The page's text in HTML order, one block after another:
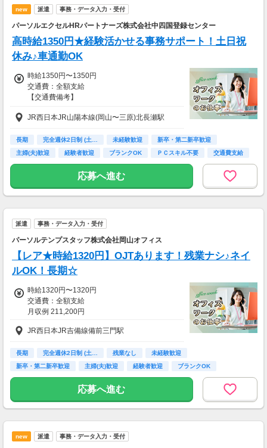
●担当が、間に入って交渉・調整等をしてくれ
る！
●勤務先の方とあなたの意見が合意しました
ら、社員として勤務可能！
備前市
new 派遣 事務・データ入力・受付
パーソルエクセルHRパートナーズ株式会社中四国登録センター
高時給1350円★経験活かせる事務サポート！土日祝
休み♪車通勤OK
時給1350円〜1350円
交通費：全額支給
【交通費備考】
※当社規定あり
給料UPしました！ kkw_bcov2106
JR西日本JR山陽本線(岡山〜三原)北長瀬駅
長期 完全週休2日制 (土… 未経験歓迎
新卒・第二新卒歓迎
主婦(夫)歓迎
経験者歓迎 ブランクOK ＰＣスキル不要 交通費支給
応募へ進む
派遣 事務・データ入力・受付
パーソルテンプスタッフ株式会社岡山オフィス
【レア★時給1320円】OJTあります！残業ナシ♪ネイ
ルOK！長期☆
時給1320円〜1320円
交通費：全額支給
月収例 211,200円
JR西日本JR吉備線備前三門駅
長期 完全週休2日制 (土… 残業なし
未経験歓迎
新卒・第二新卒歓迎
主婦(夫)歓迎 経験者歓迎
ブランクOK
交通費支給
応募へ進む
new 派遣 事務・データ入力・受付